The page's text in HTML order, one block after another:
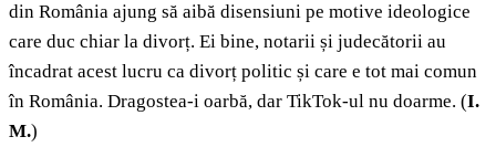
din România ajung să aibă disensiuni pe motive ideologice
care duc chiar la divorț. Ei bine, notarii și judecătorii au
încadrat acest lucru ca divorț politic și care e tot mai comun
în România. Dragostea-i oarbă, dar TikTok-ul nu doarme. (I.
M.)